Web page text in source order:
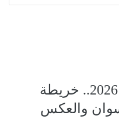
مواعيد قطارات الصعيد 2026.. خريطة
والعكس